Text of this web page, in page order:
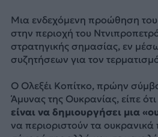
Μια ενδεχόμενη προώθηση
στην περιοχή του
στρατηγικής σημασίας, εν
συζητήσεων για τον
Ο Ολεξέι Κοπίτκο, πρώην
Άμυνας της Ουκρανίας, είπε ότι
είναι να δημιουργήσει μια
να περιοριστούν τα